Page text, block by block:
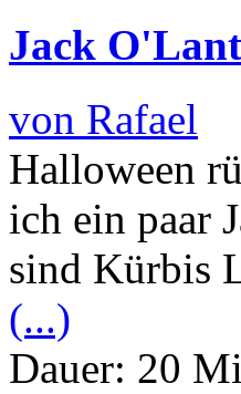
Jack
von Rafael
Halloween
ich ein paar
sind Kürbis
(...)
Dauer: 20